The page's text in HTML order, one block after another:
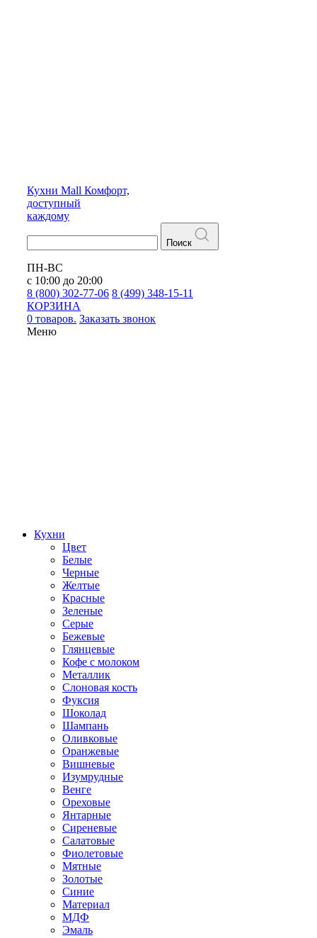
Кухни Mall Комфорт,
доступный
каждому
Поиск
ПН-ВС
с 10:00 до 20:00
8 (800) 302-77-06 8 (499) 348-15-11
КОРЗИНА
0 товаров. Заказать звонок
Меню
Кухни
Цвет
Белые
Черные
Желтые
Красные
Зеленые
Серые
Бежевые
Глянцевые
Кофе с молоком
Металлик
Слоновая кость
Фуксия
Шоколад
Шампань
Оливковые
Оранжевые
Вишневые
Изумрудные
Венге
Ореховые
Янтарные
Сиреневые
Салатовые
Фиолетовые
Мятные
Золотые
Синие
Материал
МДФ
Эмаль